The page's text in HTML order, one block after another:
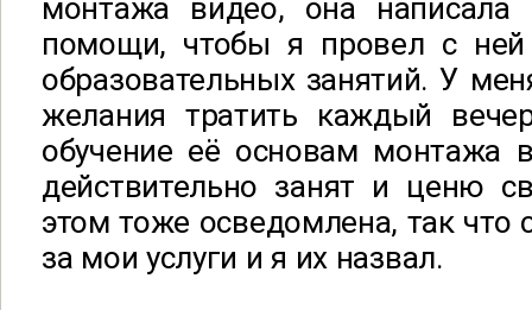
монтажа видео, она
помощи, чтобы я провел с ней
образовательных занятий. У
желания тратить каждый
обучение её основам монтажа
действительно занят и ценю
этом тоже осведомлена, так что
за мои услуги и я их назвал.